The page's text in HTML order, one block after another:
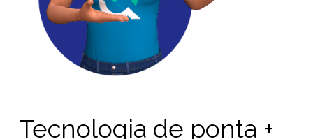
Tecnologia de ponta +